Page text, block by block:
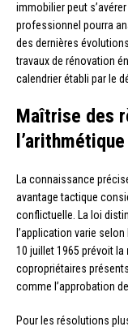
immobilier peut
professionnel pourra
des dernières
travaux de rénovation
calendrier établi par le
Maîtrise des
La connaissance
avantage tactique
conflictuelle. La loi
l’application varie
10 juillet 1965 prévoit la
copropriétaires
comme l’approbation
Pour les résolutions